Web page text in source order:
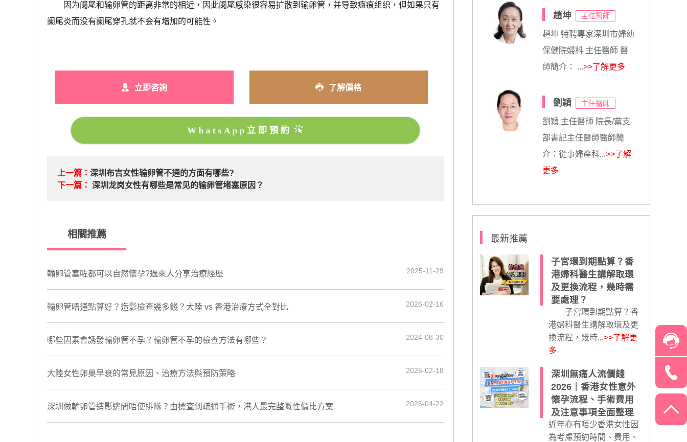
因为阑尾和输卵管的距离非常的相近，因此阑尾感染很容易扩散到输卵管，并导致癍痕组织，但如果只有
阑尾炎而没有阑尾穿孔就不会有增加的可能性。
立即咨詢 了解價格
WhatsApp立即預約
上一篇：深圳布吉女性输卵管不通的方面有哪些?
下一篇： 深圳龙岗女性有哪些是常见的输卵管堵塞原因？
相關推薦
輸卵管塞咗都可以自然懷孕?過來人分享治療經歷 2025-11-29
輸卵管唔通點算好？造影檢查幾多錢？大陸 vs 香港治療方式全對比 2026-02-16
哪些因素會誘發輸卵管不孕？輸卵管不孕的檢查方法有哪些？ 2024-08-30
大陸女性卵巢早衰的常見原因、治療方法與預防策略 2025-02-18
深圳做輸卵管造影邊間唔使排隊？由檢查到疏通手術，港人最完整嘅性價比方案 2026-04-22
趙坤 主任醫師
趙坤 特聘專家深圳市婦幼
保健院婦科 主任醫師 醫
師簡介： ...>>了解更多
劉穎 主任醫師
劉穎 主任醫師 院長/黨支
部書記主任醫師醫師簡
介：從事婦產科...>>了解
更多
最新推薦
子宮環到期點算？香
港婦科醫生講解取環
及更換流程，幾時需
要處理？
子宮環到期點算？香
港婦科醫生講解取環及更
換流程，幾時...>>了解更
多
深圳無痛人流價錢
2026｜香港女性意外
懷孕流程、手術費用
及注意事項全面整理
近年亦有唔少香港女性因
為考慮預約時間、費用、